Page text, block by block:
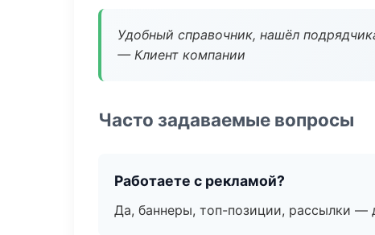
Удобный справочник, нашёл
— Клиент компании
Часто задаваемые вопросы
Работаете с рекламой?
Да, баннеры, топ-позиции, рассылки —